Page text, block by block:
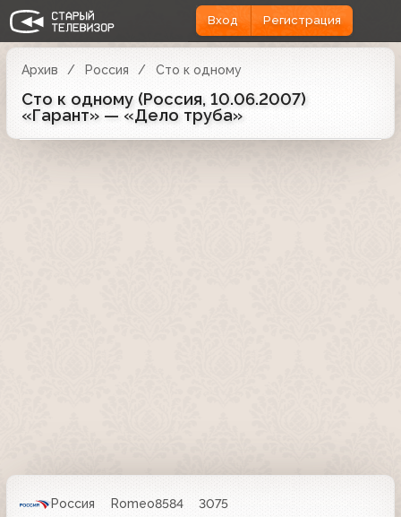
Вход Регистрация
Архив Россия Сто к одному
Сто к одному (Россия, 10.06.2007)
«Гарант» — «Дело труба»
Россия Romeo8584
3075